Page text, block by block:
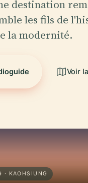
destination
les fils de
la modernité.
Voir
· KAOHSIUNG